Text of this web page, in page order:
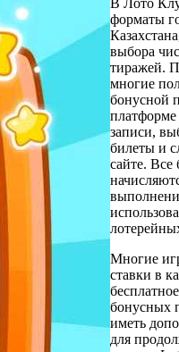
В Лото
форматы
выбора
тиражей.
многие
бонусной
платформе
записи,
билеты и
сайте.
Многие
ставки в
бонусных
иметь
для